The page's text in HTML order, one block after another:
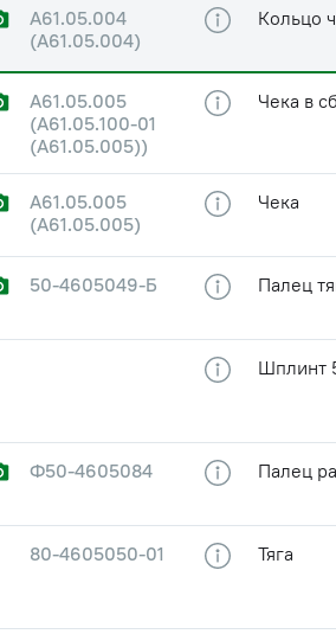
A61.05.004
(А61.05.004)
Кольцо
A61.05.005
(А61.05.100-01
(А61.05.005))
Чека в
A61.05.005
(А61.05.005)
Чека
50-4605049-Б Палец
Шплинт
Ф50-4605084 Палец
80-4605050-01 Тяга